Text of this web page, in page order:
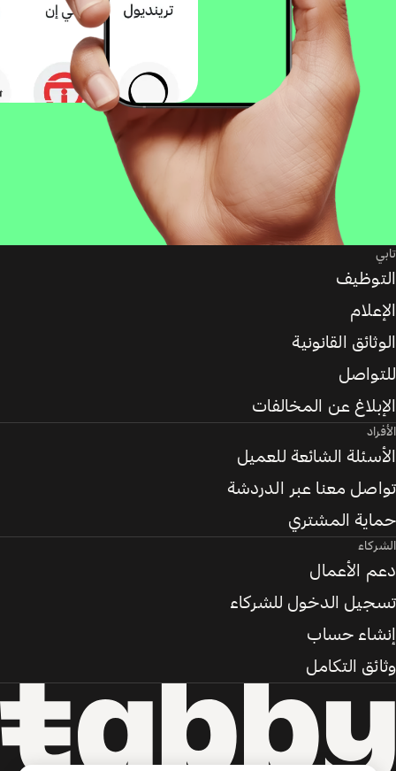
تابي
التوظيف
الإعلام
الوثائق القانونية
للتواصل
الإبلاغ عن المخالفات
الأفراد
الأسئلة الشائعة للعميل
تواصل معنا عبر الدردشة
حماية المشتري
الشركاء
دعم الأعمال
تسجيل الدخول للشركاء
إنشاء حساب
وثائق التكامل